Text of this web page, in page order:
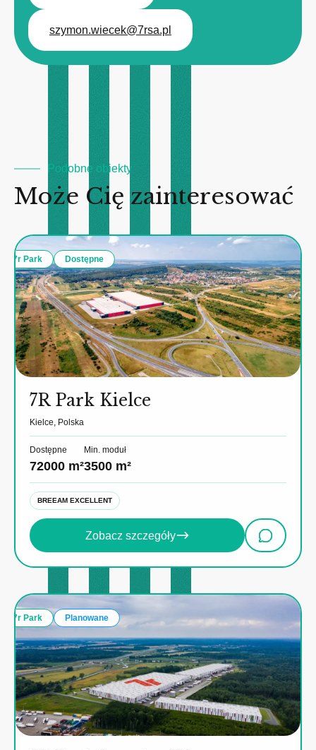
szymon.wiecek@7rsa.pl
Podobne obiekty
Może Cię zainteresować
7r Park Dostępne
7R Park Kielce
Kielce, Polska
Dostępne
72000 m²
Min. moduł
3500 m²
BREEAM EXCELLENT
Zobacz szczegóły
7r Park Planowane